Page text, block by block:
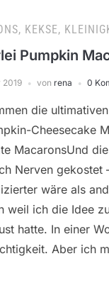
KEKSE,
Pumpkin
2019 von rena 0
die
Cheesecake
MacaronsUnd
Nerven gekostet
wäre als
weil ich die Idee
hatte. In einer
Aber ich